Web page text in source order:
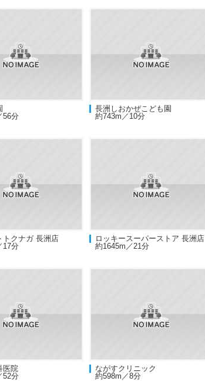
56分
長洲しおかぜこども園
約743m／10分
トクナガ 長洲店
17分
ロッキースーパーストア 長洲店
約1645m／21分
医院
52分
ながすクリニック
約598m／8分